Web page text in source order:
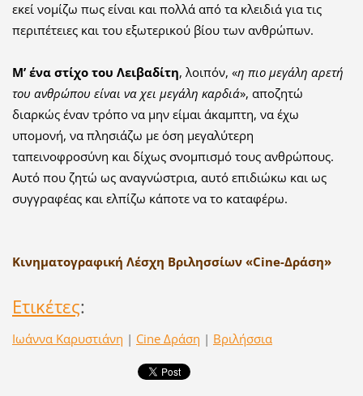
εκεί νομίζω πως είναι και πολλά από τα κλειδιά για τις
περιπέτειες και του εξωτερικού βίου των ανθρώπων.
Μ’ ένα στίχο του Λειβαδίτη, λοιπόν, «η πιο μεγάλη αρετή
του ανθρώπου είναι να χει μεγάλη καρδιά», αποζητώ
διαρκώς έναν τρόπο να μην είμαι άκαμπτη, να έχω
υπομονή, να πλησιάζω με όση μεγαλύτερη
ταπεινοφροσύνη και δίχως σνομπισμό τους ανθρώπους.
Αυτό που ζητώ ως αναγνώστρια, αυτό επιδιώκω και ως
συγγραφέας και ελπίζω κάποτε να το καταφέρω.
Κινηματογραφική Λέσχη Βριλησσίων «Cine-Δράση»
Ετικέτες:
Ιωάννα Καρυστιάνη | Cine Δράση | Βριλήσσια